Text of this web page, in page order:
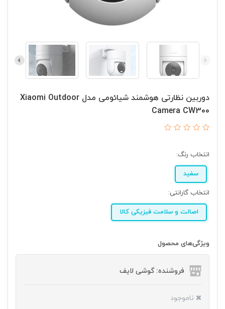
دوربین نظارتی هوشمند شیائومی مدل Xiaomi Outdoor
Camera CW300
انتخاب رنگ:
سفید
انتخاب گارانتی:
اصالت و سلامت فیزیکی کالا
ویژگی‌های محصول
فروشنده: گوشی لایف
ناموجود